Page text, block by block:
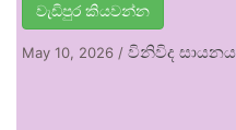
වැඩිපුර කියවන්න
May 10, 2026 / විනිවිද සායනය